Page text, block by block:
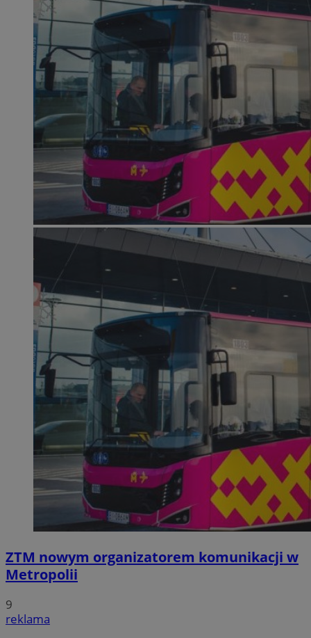
ZTM nowym organizatorem komunikacji w
Metropolii
9
reklama